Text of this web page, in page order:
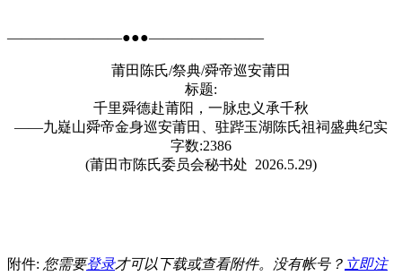
————————●●●————————
莆田陈氏/祭典/舜帝巡安莆田
标题:
千里舜德赴莆阳，一脉忠义承千秋
——九嶷山舜帝金身巡安莆田、驻跸玉湖陈氏祖祠盛典纪实
字数:2386
(莆田市陈氏委员会秘书处 2026.5.29)
附件: 您需要登录才可以下载或查看附件。没有帐号？ 立即注